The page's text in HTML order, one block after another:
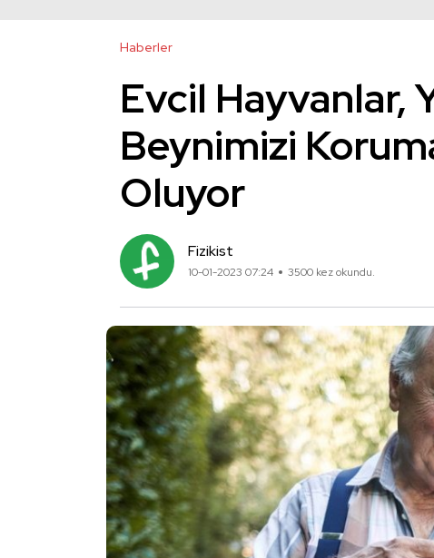
Haberler
Evcil Hayvanlar,
Beynimizi
Oluyor
Fizikist
10-01-2023 07:24 3500 kez okundu.